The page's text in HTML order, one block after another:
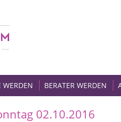
WERDEN BERATER WERDEN
02.10.2016